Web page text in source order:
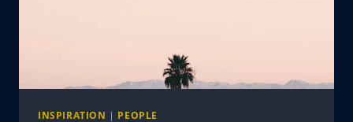
INSPIRATION | PEOPLE